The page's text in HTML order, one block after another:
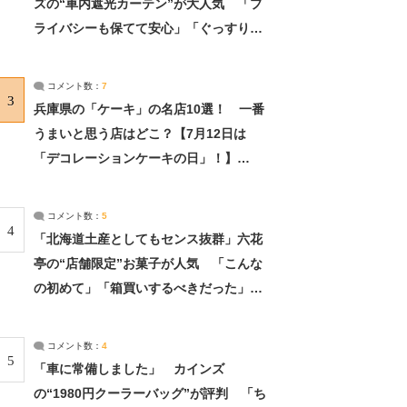
ズの“車内遮光カーテン”が大人気 「プ
ライバシーも保てて安心」「ぐっすり眠
3
コメント数： 7
兵庫県の「ケーキ」の名店10選！ 一番
うまいと思う店はどこ？【7月12日は
「デコレーションケーキの日」！】
4
コメント数： 5
「北海道土産としてもセンス抜群」六花
亭の“店舗限定”お菓子が人気 「こんな
の初めて」「箱買いするべきだった」
5
コメント数： 4
「車に常備しました」 カインズ
の“1980円クーラーバッグ”が評判 「ち